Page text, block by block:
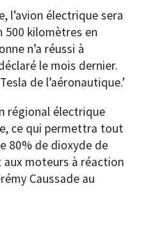
l’avion électrique sera
500 kilomètres en
n’a réussi à
le mois dernier.
de l’aéronautique.’
régional électrique
ce qui permettra tout
80% de dioxyde de
aux moteurs à réaction
Caussade au